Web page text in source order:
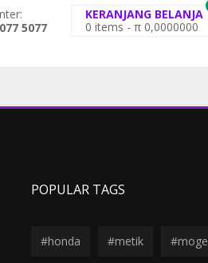
5077
KERANJANG BELANJA
0 items - π 0,0000000
POPULAR TAGS
#honda #metik #moge